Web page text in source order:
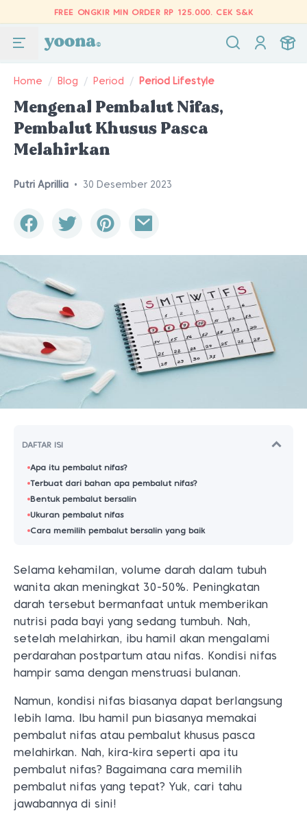
FREE ONGKIR MIN ORDER RP 125.000. CEK S&K
Home / Blog / Period / Period Lifestyle
Mengenal Pembalut Nifas,
Pembalut Khusus Pasca
Melahirkan
Putri Aprillia • 30 Desember 2023
DAFTAR ISI
Apa itu pembalut nifas?
Terbuat dari bahan apa pembalut nifas?
Bentuk pembalut bersalin
Ukuran pembalut nifas
Cara memilih pembalut bersalin yang baik
Selama kehamilan, volume darah dalam tubuh
wanita akan meningkat 30-50%. Peningkatan
darah tersebut bermanfaat untuk memberikan
nutrisi pada bayi yang sedang tumbuh. Nah,
setelah melahirkan, ibu hamil akan mengalami
perdarahan postpartum atau nifas. Kondisi nifas
hampir sama dengan menstruasi bulanan.
Namun, kondisi nifas biasanya dapat berlangsung
lebih lama. Ibu hamil pun biasanya memakai
pembalut nifas atau pembalut khusus pasca
melahirkan. Nah, kira-kira seperti apa itu
pembalut nifas? Bagaimana cara memilih
pembalut nifas yang tepat? Yuk, cari tahu
jawabannya di sini!